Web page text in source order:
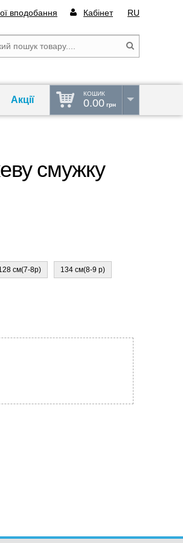
вподобання Кабінет RU
Акції
КОШИК
0.00 грн
смужку
см(7-8р) 134 см(8-9 р)